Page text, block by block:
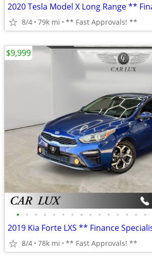
8/4 79k mi ** Fast Approvals! **
• • • • • • • • • • • • • • •
2019 Kia Forte LXS ** Finance
8/4 78k mi ** Fast Approvals! **
$9,999